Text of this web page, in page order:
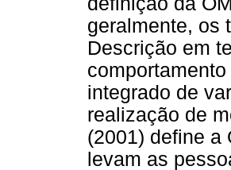
geralmente, os
Descrição em
integrado de
realização de
(2001) define a
levam as